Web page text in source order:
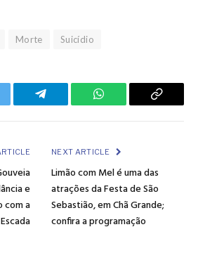
Morte Suicídio
Telegram WhatsApp Copy
e
com a
NEXT ARTICLE
Limão com Mel é uma das
atrações da Festa de São
Sebastião, em Chã Grande;
confira a programação